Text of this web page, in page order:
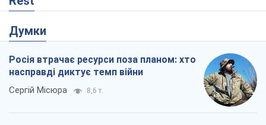
Думки
Росія втрачає ресурси поза планом: хто
насправді диктує темп війни
Сергій Місюра 8,6 т.